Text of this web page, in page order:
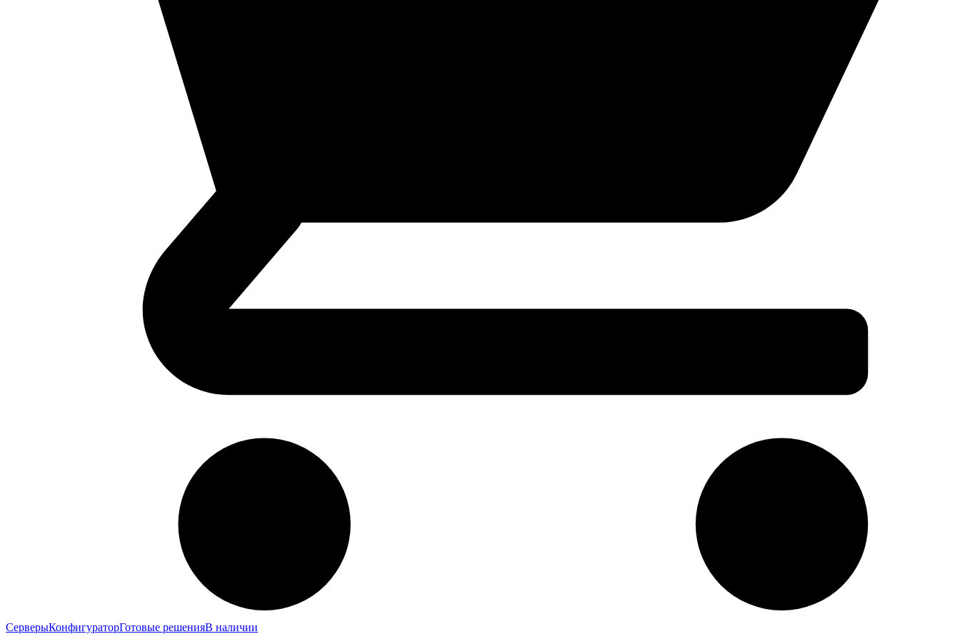
СерверыКонфигураторГотовые решенияВ наличии